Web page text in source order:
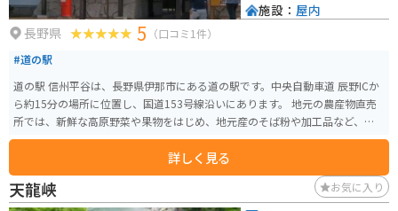
長野県 5 （口コミ1件）
#道の駅
道の駅 信州平谷は、長野県伊那市にある道の駅です。中央自動車道 辰野ICか
ら約15分の場所に位置し、国道153号線沿いにあります。 地元の農産物直売
所では、新鮮な高原野菜や果物をはじめ、地元産のそば粉や加工品など、お
土産に最適なものがたくさん販売されています。 レストランでは、地元産の
食材を使った料理を楽しむことができます。名物は、山賊焼き定食や手打ち
蕎麦です。 バイクで訪れる場合、道の駅には広い駐車場が完備されているの
で安心です。また、周辺には、杖突峠や分杭峠などのツーリングスポットも
詳しく見る
施設： 屋内
天龍峡 お気に入り